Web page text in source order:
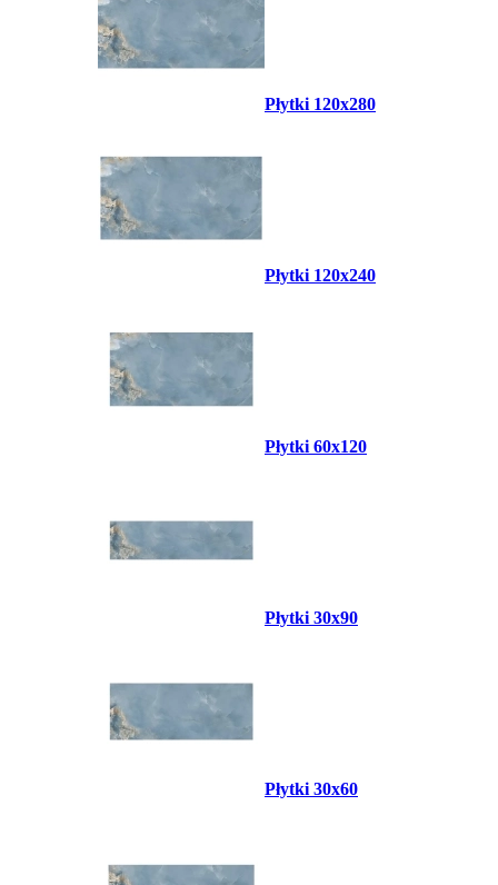
Płytki 120x280
Płytki 120x240
Płytki 60x120
Płytki 30x90
Płytki 30x60